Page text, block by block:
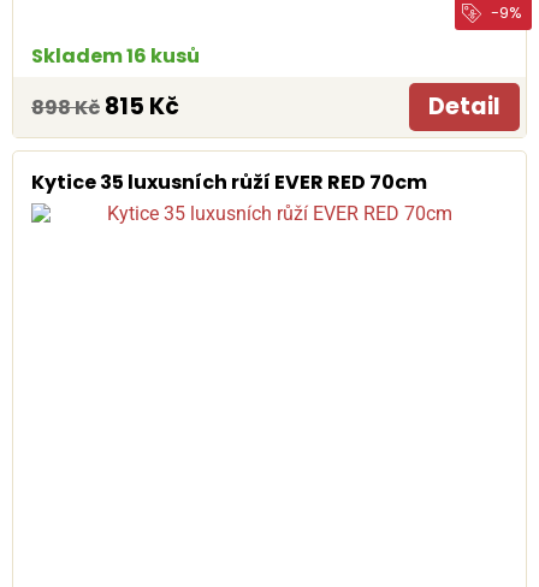
-9%
Skladem 16 kusů
898 Kč 815 Kč Detail
Kytice 35 luxusních růží EVER RED 70cm